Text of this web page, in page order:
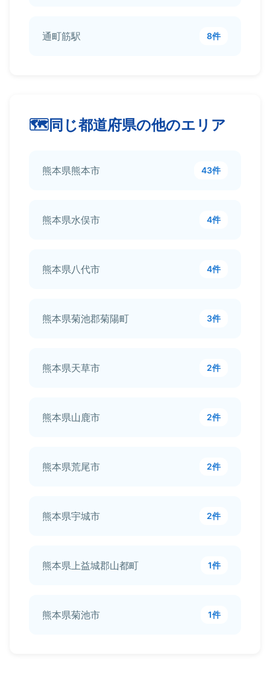
通町筋駅 8件
同じ都道府県の他のエリア
熊本県熊本市 43件
熊本県水俣市 4件
熊本県八代市 4件
熊本県菊池郡菊陽町 3件
熊本県天草市 2件
熊本県山鹿市 2件
熊本県荒尾市 2件
熊本県宇城市 2件
熊本県上益城郡山都町 1件
熊本県菊池市 1件